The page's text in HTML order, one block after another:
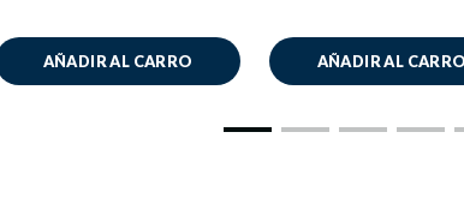
AÑADIR AL CARRO AÑADIR AL CARRO